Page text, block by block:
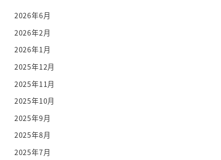
2026年6月
2026年2月
2026年1月
2025年12月
2025年11月
2025年10月
2025年9月
2025年8月
2025年7月